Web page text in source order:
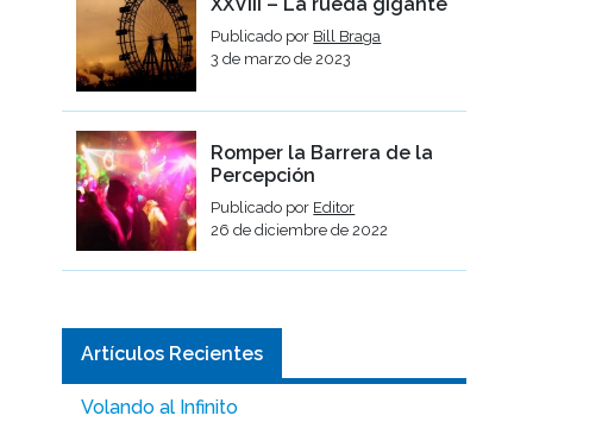
Publicado por Bill Braga
3 de marzo de 2023
Romper la Barrera de la
Percepción
Publicado por Editor
26 de diciembre de 2022
Artículos Recientes
Volando al Infinito